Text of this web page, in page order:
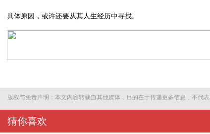
具体原因，或许还要从其人生经历中寻找。
版权与免责声明：本文内容转载自其他媒体，目的在于传递更多信息，不代
猜你喜欢